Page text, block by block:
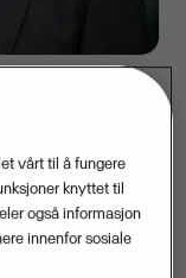
ledende
vårt til å fungere
knyttet til
også informasjon
innenfor sosiale